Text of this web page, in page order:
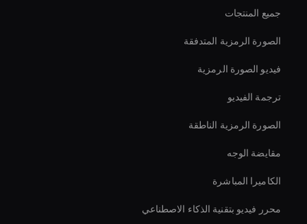
جميع المنتجات
الصورة الرمزية المتدفقة
فيديو الصورة الرمزية
ترجمة الفيديو
الصورة الرمزية الناطقة
مقايضة الوجه
الكاميرا المباشرة
محرر فيديو بتقنية الذكاء الاصطناعي